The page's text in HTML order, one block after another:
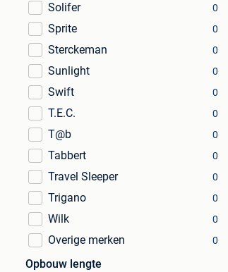
Solifer 0
Sprite 0
Sterckeman 0
Sunlight 0
Swift 0
T.E.C. 0
T@b 0
Tabbert 0
Travel Sleeper 0
Trigano 0
Wilk 0
Overige merken 0
Opbouw lengte